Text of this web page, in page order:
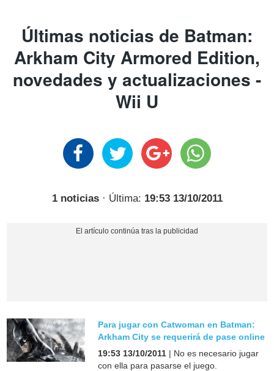
Últimas noticias de Batman:
Arkham City Armored Edition,
novedades y actualizaciones -
Wii U
1 noticias· Última: 19:53 13/10/2011
Para jugar con Catwoman en Batman:
Arkham City se requerirá de pase online
19:53 13/10/2011 | No es necesario jugar
con ella para pasarse el juego.